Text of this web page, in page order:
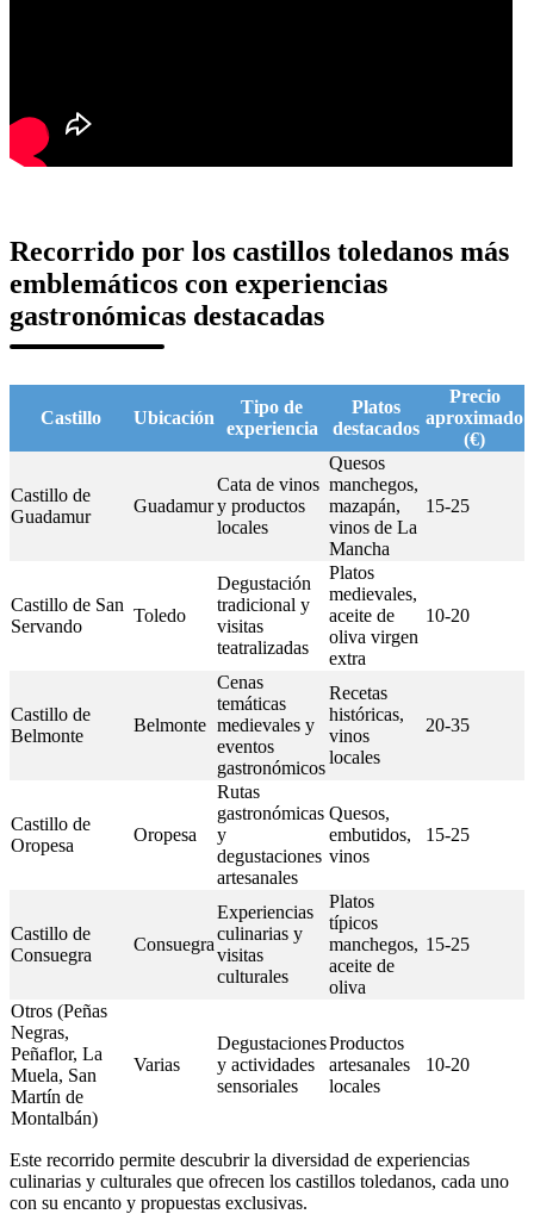
Recorrido por los castillos toledanos más
emblemáticos con experiencias
gastronómicas destacadas
Castillo Ubicación
Tipo de
experiencia
Platos
destacados
Precio
aproximado
(€)
Castillo de
Guadamur
Guadamur
Cata de vinos
y productos
locales
Quesos
manchegos,
mazapán,
vinos de La
Mancha
15-25
Castillo de San
Servando
Toledo
Degustación
tradicional y
visitas
teatralizadas
Platos
medievales,
aceite de
oliva virgen
extra
10-20
Castillo de
Belmonte
Belmonte
Cenas
temáticas
medievales y
eventos
gastronómicos
Recetas
históricas,
vinos
locales
20-35
Castillo de
Oropesa
Oropesa
Rutas
gastronómicas
y
degustaciones
artesanales
Quesos,
embutidos,
vinos
15-25
Castillo de
Consuegra
Consuegra
Experiencias
culinarias y
visitas
culturales
Platos
típicos
manchegos,
aceite de
oliva
15-25
Otros (Peñas
Negras,
Peñaflor, La
Muela, San
Martín de
Montalbán)
Varias
Degustaciones
y actividades
sensoriales
Productos
artesanales
locales
10-20
Este recorrido permite descubrir la diversidad de experiencias
culinarias y culturales que ofrecen los castillos toledanos, cada uno
con su encanto y propuestas exclusivas.